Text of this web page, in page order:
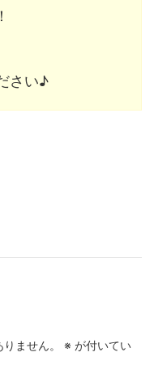
さい♪
ません。 ※ が付いてい